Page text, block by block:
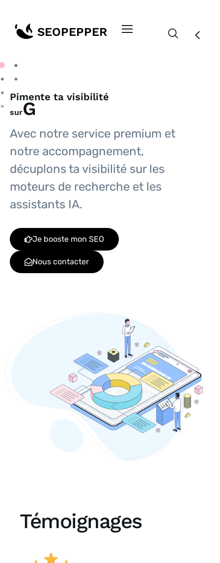
Pimente ta visibilité
surGemini
Avec notre service premium et
notre accompagnement,
décuplons ta visibilité sur les
moteurs de recherche et les
assistants IA.
Je booste mon SEO
Nous contacter
Témoignages